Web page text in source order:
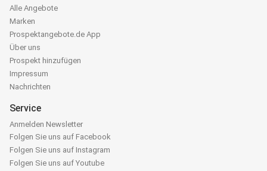
Alle Angebote
Marken
Prospektangebote.de App
Über uns
Prospekt hinzufügen
Impressum
Nachrichten
Service
Anmelden Newsletter
Folgen Sie uns auf Facebook
Folgen Sie uns auf Instagram
Folgen Sie uns auf Youtube